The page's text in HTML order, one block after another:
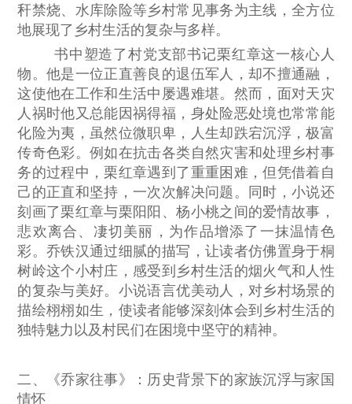
秆禁烧、水库除险等乡村常见事务为主线，全方位
地展现了乡村生活的复杂与多样。
书中塑造了村党支部书记栗红章这一核心人
物。他是一位正直善良的退伍军人，却不擅通融，
这使他在工作和生活中屡遇难堪。然而，面对天灾
人祸时他又总能因祸得福，身处险恶处境也常常能
化险为夷，虽然位微职卑，人生却跌宕沉浮，极富
传奇色彩。例如在抗击各类自然灾害和处理乡村事
务的过程中，栗红章遇到了重重困难，但凭借着自
己的正直和坚持，一次次解决问题。同时，小说还
刻画了栗红章与栗阳阳、杨小桃之间的爱情故事，
悲欢离合、凄切美丽，为作品增添了一抹温情色
彩。乔铁汉通过细腻的描写，让读者仿佛置身于桐
树岭这个小村庄，感受到乡村生活的烟火气和人性
的复杂与美好。小说语言优美动人，对乡村场景的
描绘栩栩如生，使读者能够深刻体会到乡村生活的
独特魅力以及村民们在困境中坚守的精神。
二、《乔家往事》：历史背景下的家族沉浮与家国
情怀